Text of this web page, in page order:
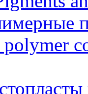
polymer